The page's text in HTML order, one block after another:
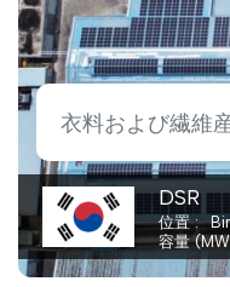
位
容
衣料および